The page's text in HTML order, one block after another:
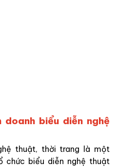
biểu diễn nghệ
thuật, thời trang là một
chức biểu diễn nghệ thuật